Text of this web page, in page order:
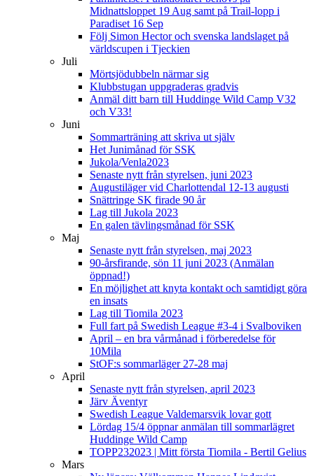
Midnattsloppet 19 Aug samt på Trail-lopp i
Paradiset 16 Sep
Följ Simon Hector och svenska landslaget på
världscupen i Tjeckien
Juli
Mörtsjödubbeln närmar sig
Klubbstugan uppgraderas gradvis
Anmäl ditt barn till Huddinge Wild Camp V32
och V33!
Juni
Sommarträning att skriva ut själv
Het Junimånad för SSK
Jukola/Venla2023
Senaste nytt från styrelsen, juni 2023
Augustiläger vid Charlottendal 12-13 augusti
Snättringe SK firade 90 år
Lag till Jukola 2023
En galen tävlingsmånad för SSK
Maj
Senaste nytt från styrelsen, maj 2023
90-årsfirande, sön 11 juni 2023 (Anmälan
öppnad!)
En möjlighet att knyta kontakt och samtidigt göra
en insats
Lag till Tiomila 2023
Full fart på Swedish League #3-4 i Svalboviken
April – en bra vårmånad i förberedelse för
10Mila
StOF:s sommarläger 27-28 maj
April
Senaste nytt från styrelsen, april 2023
Järv Äventyr
Swedish League Valdemarsvik lovar gott
Lördag 15/4 öppnar anmälan till sommarlägret
Huddinge Wild Camp
TOPP232023 | Mitt första Tiomila - Bertil Gelius
Mars